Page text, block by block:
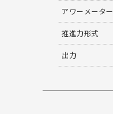
アワーメーター
推進力形式
出力